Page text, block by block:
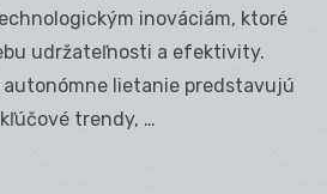
inováciám, ktoré
udržateľnosti a efektivity.
lietanie predstavujú
trendy, …